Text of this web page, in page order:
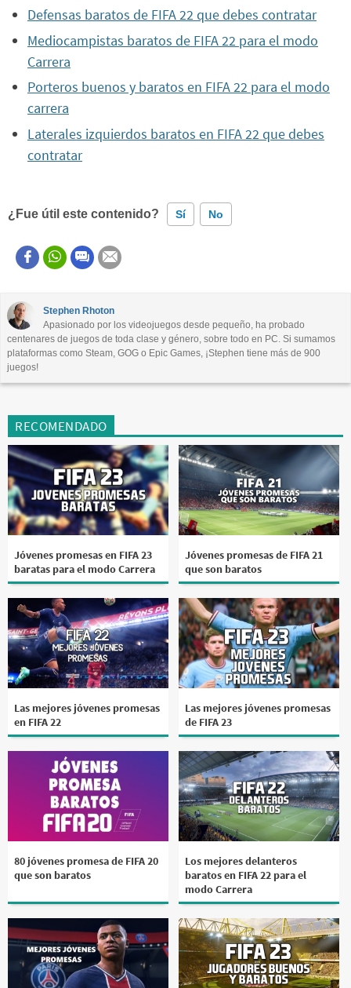
Defensas baratos de FIFA 22 que debes contratar
Mediocampistas baratos de FIFA 22 para el modo
Carrera
Porteros buenos y baratos en FIFA 22 para el modo
carrera
Laterales izquierdos baratos en FIFA 22 que debes
contratar
¿Fue útil este contenido? Sí No
Este contenido contiene información incorrecta
Otro
Stephen Rhoton
Apasionado por los videojuegos desde pequeño, ha probado
centenares de juegos de toda clase y género, sobre todo en PC. Si sumamos
plataformas como Steam, GOG o Epic Games, ¡Stephen tiene más de 900
juegos!
RECOMENDADO
Jóvenes promesas en FIFA 23
baratas para el modo Carrera
Jóvenes promesas de FIFA 21
que son baratos
Las mejores jóvenes promesas
en FIFA 22
Las mejores jóvenes promesas
de FIFA 23
80 jóvenes promesa de FIFA 20
que son baratos
Los mejores delanteros
baratos en FIFA 22 para el
modo Carrera